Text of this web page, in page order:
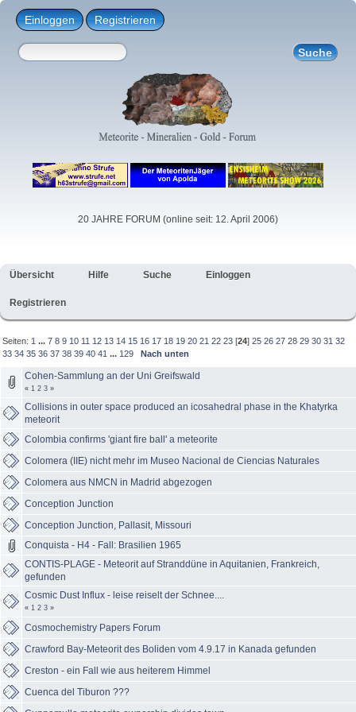
Einloggen Registrieren
20 JAHRE FORUM (online seit: 12. April 2006)
Übersicht Hilfe Suche Einloggen
Registrieren
Seiten: 1 ...7 8 9 10 11 12 13 14 15 16 17 18 19 20 21 22 23 [24]25 26 27 28 29 30 31 32
33 34 35 36 37 38 39 40 41 ... 129 Nach unten
Cohen-Sammlung an der Uni Greifswald
« 1 2 3 »
Collisions in outer space produced an icosahedral phase in the Khatyrka
meteorit
Colombia confirms 'giant fire ball' a meteorite
Colomera (IIE) nicht mehr im Museo Nacional de Ciencias Naturales
Colomera aus NMCN in Madrid abgezogen
Conception Junction
Conception Junction, Pallasit, Missouri
Conquista - H4 - Fall: Brasilien 1965
CONTIS-PLAGE - Meteorit auf Stranddüne in Aquitanien, Frankreich,
gefunden
Cosmic Dust Influx - leise reiselt der Schnee....
« 1 2 3 »
Cosmochemistry Papers Forum
Crawford Bay-Meteorit des Boliden vom 4.9.17 in Kanada gefunden
Creston - ein Fall wie aus heiterem Himmel
Cuenca del Tiburon ???